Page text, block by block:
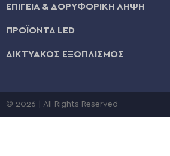
ΕΠΙΓΕΙΑ & ΔΟΡΥΦΟΡΙΚΗ ΛΗΨΗ
ΠΡΟΪΟΝΤΑ LED
ΔΙΚΤΥΑΚΟΣ ΕΞΟΠΛΙΣΜΟΣ
© 2026 | All Rights Reserved